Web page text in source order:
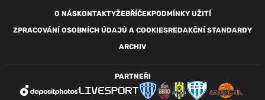
O NÁSKONTAKTYŽEBŘÍČEKPODMÍNKY UŽITÍ
ZPRACOVÁNÍ OSOBNÍCH ÚDAJŮ A COOKIESREDAKČNÍ STANDARDY
ARCHIV
PARTNEŘI